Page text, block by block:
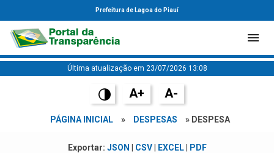
Prefeitura de Lagoa do Piauí
Última atualização em 23/07/2026 13:08
A+ A-
PÁGINA INICIAL » DESPESAS » DESPESA
Exportar: JSON CSV| EXCEL| PDF